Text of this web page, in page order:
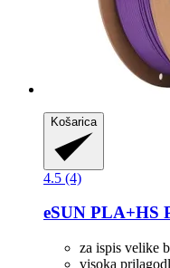
Košarica
4.5 (4)
eSUN PLA+HS
za ispis velike
visoka